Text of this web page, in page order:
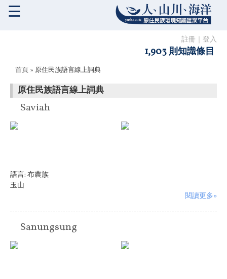
註冊 登入
1,903 則知識條目
☰
您在這裡
首頁 » 原住民族語言線上詞典
原住民族語言線上詞典
Saviah
語言: 布農族
玉山
閱讀更多»
Sanungsung